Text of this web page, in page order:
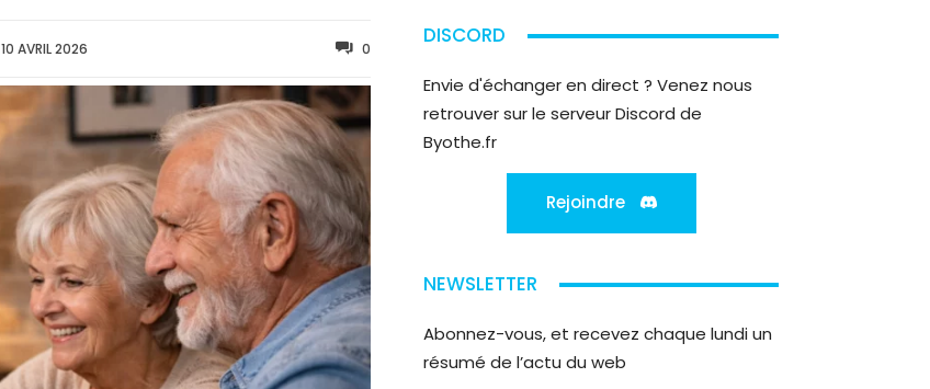
10 AVRIL 2026 0
DISCORD
Envie d'échanger en direct ? Venez nous
retrouver sur le serveur Discord de
Byothe.fr
Rejoindre
NEWSLETTER
Abonnez-vous, et recevez chaque lundi un
résumé de l’actu du web